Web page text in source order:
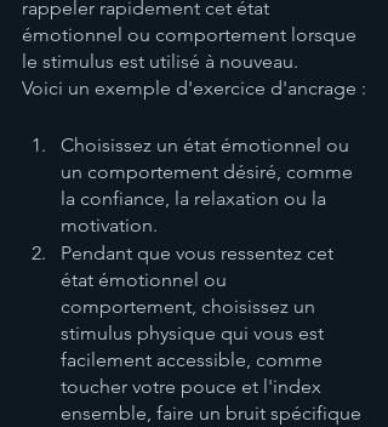
rappeler rapidement cet état
émotionnel ou comportement lorsque
le stimulus est utilisé à nouveau.
Voici un exemple d'exercice d'ancrage :
Choisissez un état émotionnel ou
un comportement désiré, comme
la confiance, la relaxation ou la
motivation.
Pendant que vous ressentez cet
état émotionnel ou
comportement, choisissez un
stimulus physique qui vous est
facilement accessible, comme
toucher votre pouce et l'index
ensemble, faire un bruit spécifique